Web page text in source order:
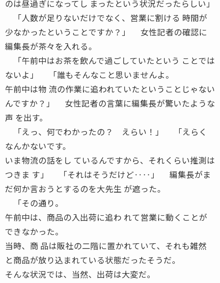
のは昼過ぎになってし まったという状況だったらしい」
「人数が足りないだけでなく、営業に割ける 時間が
少なかったということですか？」 女性記者の確認に
編集長が茶々を入れる。
「午前中はお茶を飲んで過ごしていたという ことでは
ないよ」 「誰もそんなこと思いませんよ。
午前中は物 流の作業に追われていたということじゃない
んですか？」 女性記者の言葉に編集長が驚いたような
声 を出す。
「えっ、何でわかったの？ えらい！」 「えらく
なんかないです。
いま物流の話をし ているんですから、それくらい推測は
つきま す」 「それはそうだけど‥‥」 編集長がま
だ何か言おうとするのを大先生 が遮った。
「その通り。
午前中は、商品の入出荷に追わ れて営業に動くことが
できなかった。
当時、商 品は販社の二階に置かれていて、それも雑然
と商品が放り込まれている状態だったそうだ。
そんな状況では、当然、出荷は大変だ。